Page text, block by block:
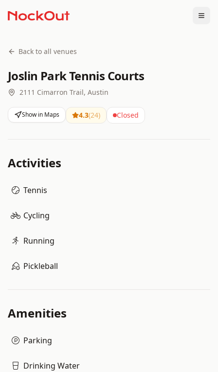
Back to all venues
Joslin Park Tennis Courts
2111 Cimarron Trail, Austin
Show in Maps 4.3(24) Closed
Activities
Tennis
Cycling
Running
Pickleball
Amenities
Parking
Drinking Water